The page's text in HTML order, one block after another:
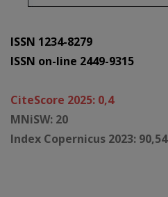
ISSN 1234-8279
ISSN on-line 2449-9315
CiteScore 2025: 0,4
MNiSW: 20
Index Copernicus 2023: 90,54